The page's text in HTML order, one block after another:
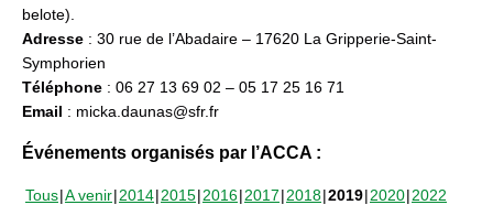
belote).
Adresse : 30 rue de l’Abadaire – 17620 La Gripperie-Saint-
Symphorien
Téléphone : 06 27 13 69 02 – 05 17 25 16 71
Email : micka.daunas@sfr.fr
Événements organisés par l’ACCA :
Tous A venir 2014 2015 2016 2017 2018 2019 2020 2022